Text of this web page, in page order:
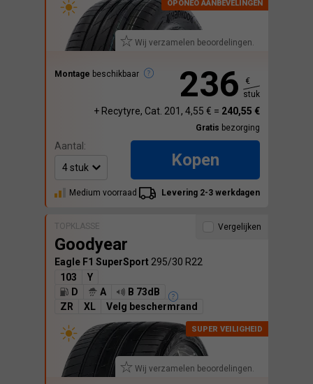
Wij verzamelen beoordelingen.
Montage beschikbaar 236
€
stuk
+ Recytyre, Cat. 201, 4,55 € = 240,55 €
Gratis bezorging
Aantal:
Kopen
Medium voorraad Levering 2-3 werkdagen
TOPKLASSE
Goodyear
Eagle F1 SuperSport 295/30 R22
103
Y
D
A
B 73dB
ZR
XL Velg beschermrand
Wij verzamelen beoordelingen.
Vergelijken